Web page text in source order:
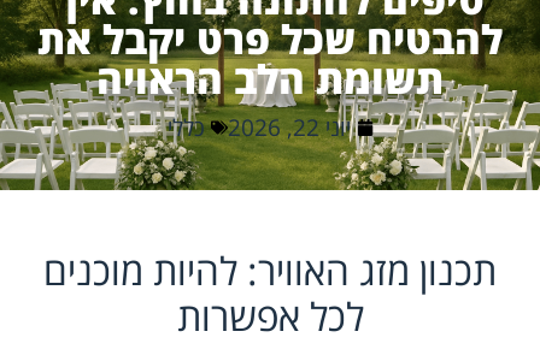
להבטיח שכל פרט יקבל את
תשומת הלב הראויה
יוני 22, 2026 כללי
תכנון מזג האוויר: להיות מוכנים
לכל אפשרות